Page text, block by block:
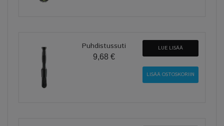
Puhdistussuti
9,68 €
LUE LISÄÄ